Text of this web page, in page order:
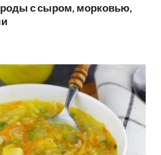
с сыром, морковью,